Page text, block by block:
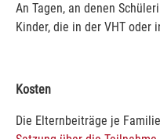
An Tagen, an denen
Kinder, die in der VHT oder
Kosten
Die Elternbeiträge je